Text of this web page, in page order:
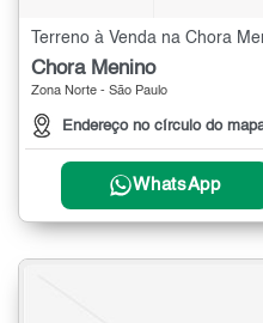
Terreno à Venda na Chora
Chora Menino
Zona Norte - São Paulo
Endereço no círculo do
WhatsApp